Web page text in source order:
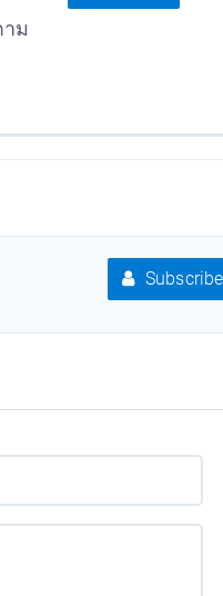
ม
Subscribe